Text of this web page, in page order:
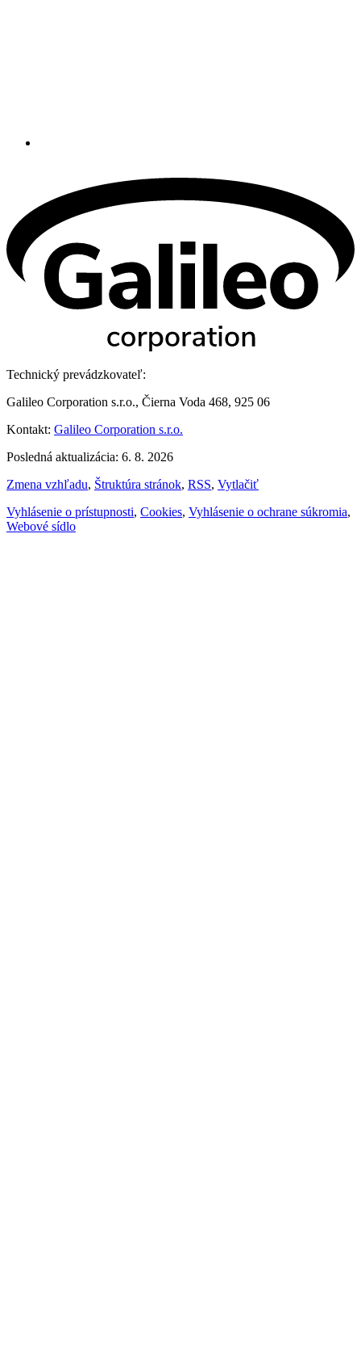
Technický prevádzkovateľ:
Galileo Corporation s.r.o., Čierna Voda 468, 925 06
Kontakt: Galileo Corporation s.r.o.
Posledná aktualizácia: 6. 8. 2026
Zmena vzhľadu, Štruktúra stránok, RSS, Vytlačiť
Vyhlásenie o prístupnosti, Cookies, Vyhlásenie o ochrane súkromia,
Webové sídlo